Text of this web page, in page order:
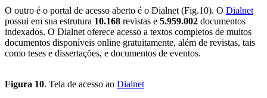
O outro é o portal de acesso aberto é o Dialnet (Fig.10). O Dialnet
possui em sua estrutura 10.168 revistas e 5.959.002 documentos
indexados. O Dialnet oferece acesso a textos completos de muitos
documentos disponíveis online gratuitamente, além de revistas, tais
como teses e dissertações, e documentos de eventos.
Figura 10. Tela de acesso ao Dialnet